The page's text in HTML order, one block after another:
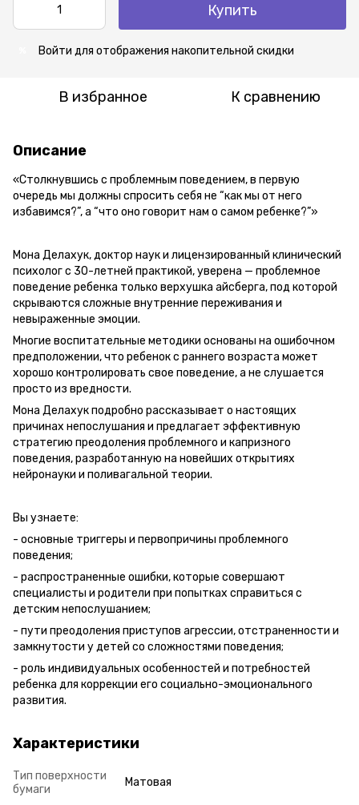
Купить
Войти для отображения накопительной скидки
В избранное К сравнению
Описание
«Столкнувшись с проблемным поведением, в первую
очередь мы должны спросить себя не “как мы от него
избавимся?”, а “что оно говорит нам о самом ребенке?”»
Мона Делахук, доктор наук и лицензированный клинический
психолог с 30-летней практикой, уверена — проблемное
поведение ребенка только верхушка айсберга, под которой
скрываются сложные внутренние переживания и
невыраженные эмоции.
Многие воспитательные методики основаны на ошибочном
предположении, что ребенок с раннего возраста может
хорошо контролировать свое поведение, а не слушается
просто из вредности.
Мона Делахук подробно рассказывает о настоящих
причинах непослушания и предлагает эффективную
стратегию преодоления проблемного и капризного
поведения, разработанную на новейших открытиях
нейронауки и поливагальной теории.
Вы узнаете:
- основные триггеры и первопричины проблемного
поведения;
- распространенные ошибки, которые совершают
специалисты и родители при попытках справиться с
детским непослушанием;
- пути преодоления приступов агрессии, отстраненности и
замкнутости у детей со сложностями поведения;
- роль индивидуальных особенностей и потребностей
ребенка для коррекции его социально-эмоционального
развития.
Характеристики
Тип поверхности
бумаги
Матовая